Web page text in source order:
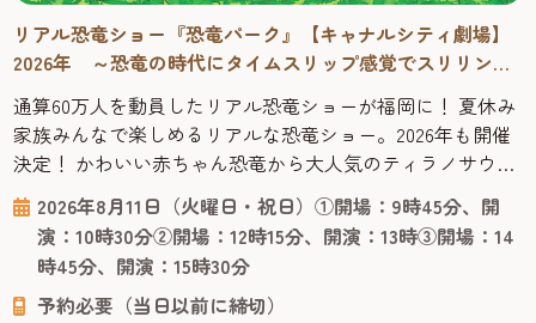
リアル恐竜ショー『恐竜パーク』【キャナルシティ劇場】
2026年 ～恐竜の時代にタイムスリップ感覚でスリリング
に学べる！
通算60万人を動員したリアル恐竜ショーが福岡に！ 夏休み
家族みんなで楽しめるリアルな恐竜ショー。2026年も開催
決定！ かわいい赤ちゃん恐竜から大人気のティラノサウル
スまで登場する、オーストラリアからやってきたリアル恐
竜ショー「恐竜パーク」は、恐竜が生きていた時代にタイ
ムスリップした感覚で楽しくスリリングに学べる、ファミ
リー向けのパフォーマンスショー。 客席で観るだけでな
く、ラッキーなお客様...
2026年8月11日（火曜日・祝日）①開場：9時45分、開
演：10時30分②開場：12時15分、開演：13時③開場：14
時45分、開演：15時30分
予約必要（当日以前に締切）